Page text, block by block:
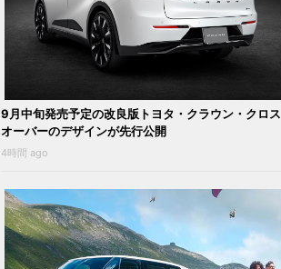
9月中旬発売予定の改良版トヨタ・クラウン・クロス
オーバーのデザインが先行公開
4時間 ago